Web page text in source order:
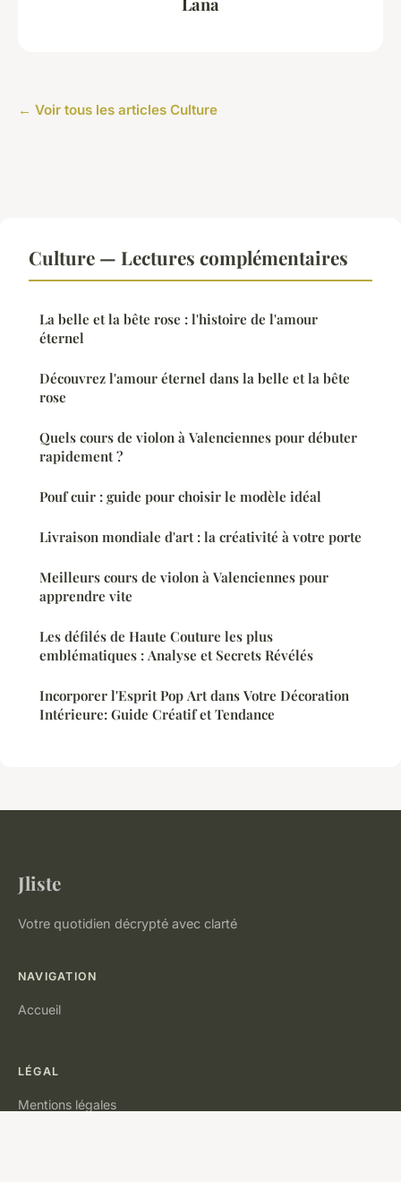
← Voir tous les articles Culture
Culture — Lectures complémentaires
La belle et la bête rose : l'histoire de l'amour
éternel
Découvrez l'amour éternel dans la belle et la bête
rose
Quels cours de violon à Valenciennes pour débuter
rapidement ?
Pouf cuir : guide pour choisir le modèle idéal
Livraison mondiale d'art : la créativité à votre porte
Meilleurs cours de violon à Valenciennes pour
apprendre vite
Les défilés de Haute Couture les plus
emblématiques : Analyse et Secrets Révélés
Incorporer l'Esprit Pop Art dans Votre Décoration
Intérieure: Guide Créatif et Tendance
Jliste
Votre quotidien décrypté avec clarté
NAVIGATION
Accueil
LÉGAL
Mentions légales